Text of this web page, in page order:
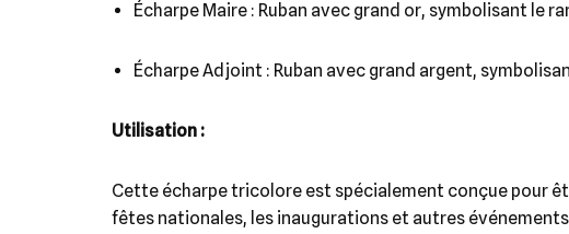
Écharpe Maire : Ruban avec grand or, symbolisant le
Écharpe Adjoint : Ruban avec grand argent,
Utilisation :
Cette écharpe tricolore est spécialement conçue pour
fêtes nationales, les inaugurations et autres